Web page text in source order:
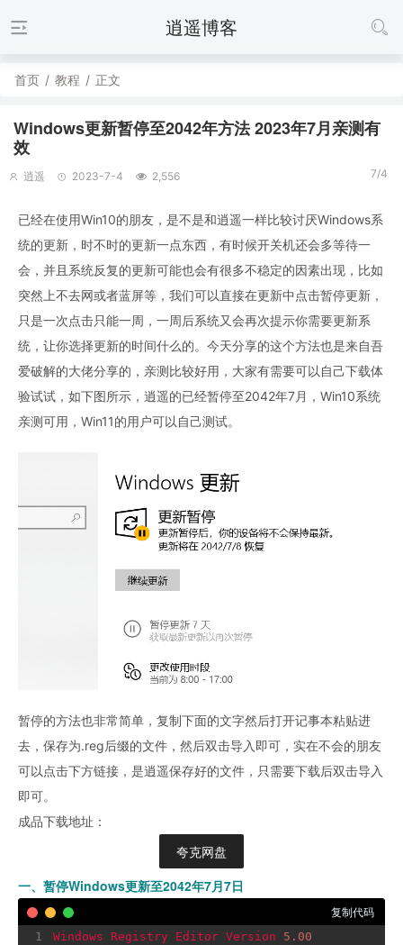
逍遥博客
首页 / 教程 / 正文
Windows更新暂停至2042年方法 2023年7月亲测有
效
逍遥 2023-7-4 2,556 7/4
已经在使用Win10的朋友，是不是和逍遥一样比较讨厌Windows系
统的更新，时不时的更新一点东西，有时候开关机还会多等待一
会，并且系统反复的更新可能也会有很多不稳定的因素出现，比如
突然上不去网或者蓝屏等，我们可以直接在更新中点击暂停更新，
只是一次点击只能一周，一周后系统又会再次提示你需要更新系
统，让你选择更新的时间什么的。今天分享的这个方法也是来自吾
爱破解的大佬分享的，亲测比较好用，大家有需要可以自己下载体
验试试，如下图所示，逍遥的已经暂停至2042年7月，Win10系统
亲测可用，Win11的用户可以自己测试。
暂停的方法也非常简单，复制下面的文字然后打开记事本粘贴进
去，保存为.reg后缀的文件，然后双击导入即可，实在不会的朋友
可以点击下方链接，是逍遥保存好的文件，只需要下载后双击导入
即可。
成品下载地址：
夸克网盘
一、暂停Windows更新至2042年7月7日
复制代码
Windows Registry Editor Version 5.00